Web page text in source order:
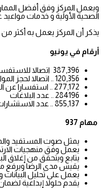
ويعمل المركز وفق أفضل
الصحية الأولية و خدمات مواعيد
يذكر أن المركز يعمل به أكثر من 1500 موظف اختصاصي خدمة عملاء وطبيب عبر القنوات المختلفة ( هاتفية – تواصل اجتماعي – البريد الإلكتروني – التطبيقات الإلكترونية – الدردشة الفورية في موقع الوزارة)
أرقام في يونيو
387,396 اتصالا للاستفسارات العامة
120,356 .. اتصالا لحجز المواعيد
277,172 .. استفسارا عن الفيروس
284196 .. عدد البلاغات
855,137 .. عدد الاستشارات الطبية
مهام 937
يمثل صوت المستفيد
يعمل وفق منهجيات
يتابع ويتحقق من إغلاق
يقيس مدى الرضا ويرفع
يعمل على تحليل البيانات
يقدم حلولا إبداعية